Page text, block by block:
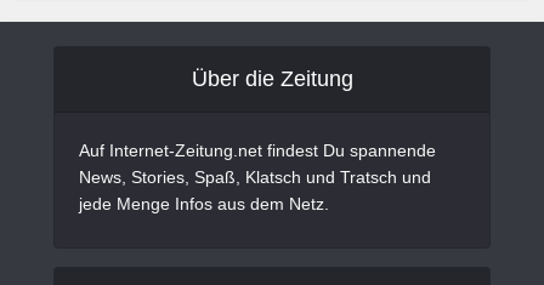
Über die Zeitung
Auf Internet-Zeitung.net findest Du spannende
News, Stories, Spaß, Klatsch und Tratsch und
jede Menge Infos aus dem Netz.